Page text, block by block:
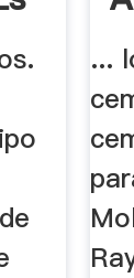
...